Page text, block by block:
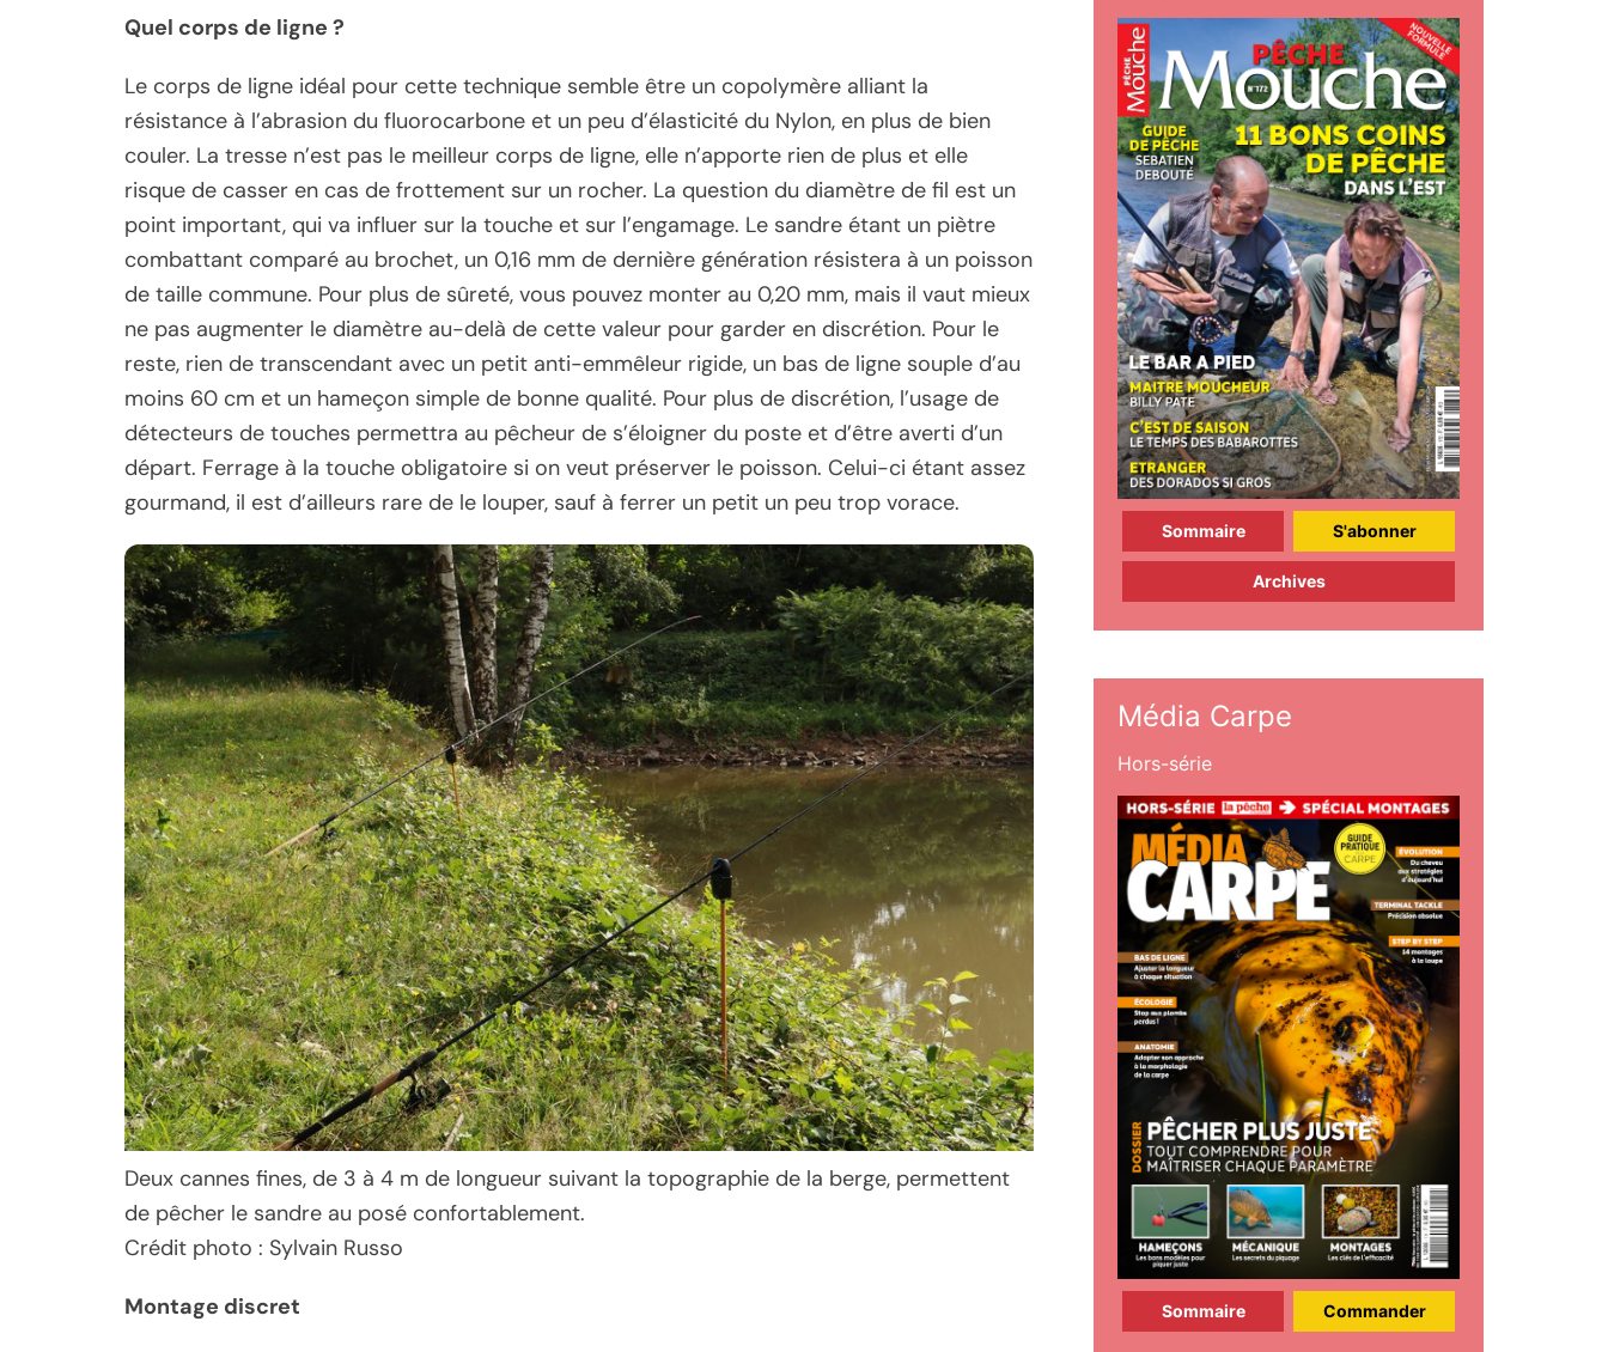
Quel corps de ligne ?
Le corps de ligne idéal pour cette technique semble être un copolymère alliant la
résistance à l’abrasion du fluorocarbone et un peu d’élasticité du Nylon, en plus de bien
couler. La tresse n’est pas le meilleur corps de ligne, elle n’apporte rien de plus et elle
risque de casser en cas de frottement sur un rocher. La question du diamètre de fil est un
point important, qui va influer sur la touche et sur l’engamage. Le sandre étant un piètre
combattant comparé au brochet, un 0,16 mm de dernière génération résistera à un poisson
de taille commune. Pour plus de sûreté, vous pouvez monter au 0,20 mm, mais il vaut mieux
ne pas augmenter le diamètre au-delà de cette valeur pour garder en discrétion. Pour le
reste, rien de transcendant avec un petit anti-emmêleur rigide, un bas de ligne souple d’au
moins 60 cm et un hameçon simple de bonne qualité. Pour plus de discrétion, l’usage de
détecteurs de touches permettra au pêcheur de s’éloigner du poste et d’être averti d’un
départ. Ferrage à la touche obligatoire si on veut préserver le poisson. Celui-ci étant assez
gourmand, il est d’ailleurs rare de le louper, sauf à ferrer un petit un peu trop vorace.
Deux cannes fines, de 3 à 4 m de longueur suivant la topographie de la berge, permettent
de pêcher le sandre au posé confortablement.
Crédit photo : Sylvain Russo
Montage discret
Sommaire S'abonner
Archives
Média Carpe
Hors-série
Sommaire Commander